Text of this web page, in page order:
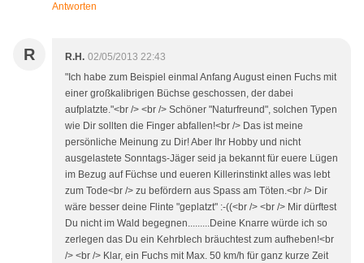
Antworten
R R.H. 02/05/2013 22:43
"Ich habe zum Beispiel einmal Anfang August einen Fuchs mit
einer großkalibrigen Büchse geschossen, der dabei
aufplatzte."<br /> <br /> Schöner "Naturfreund", solchen Typen
wie Dir sollten die Finger abfallen!<br /> Das ist meine
persönliche Meinung zu Dir! Aber Ihr Hobby und nicht
ausgelastete Sonntags-Jäger seid ja bekannt für euere Lügen
im Bezug auf Füchse und eueren Killerinstinkt alles was lebt
zum Tode<br /> zu befördern aus Spass am Töten.<br /> Dir
wäre besser deine Flinte "geplatzt" :-((<br /> <br /> Mir dürftest
Du nicht im Wald begegnen.........Deine Knarre würde ich so
zerlegen das Du ein Kehrblech bräuchtest zum aufheben!<br
/> <br /> Klar, ein Fuchs mit Max. 50 km/h für ganz kurze Zeit